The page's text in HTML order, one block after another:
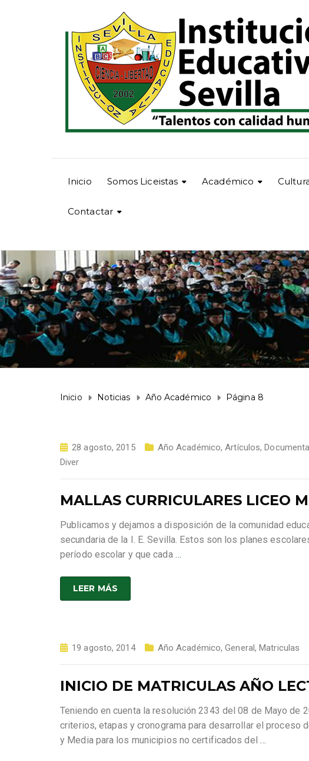
Inicio Somos Liceistas Académico
Contactar
Inicio Noticias Año Académico Página 8
28 agosto, 2015 Año Académico,Artículos,
Diver
MALLAS CURRICULARES LICEO
Publicamos y dejamos a disposición de la comunidad
secundaria de la I. E. Sevilla. Estos son los planes
período escolar y que cada …
LEER MÁS
19 agosto, 2014 Año Académico,General,Matriculas
INICIO DE MATRICULAS AÑO
Teniendo en cuenta la resolución 2343 del 08 de Mayo de
criterios, etapas y cronograma para desarrollar el proceso
y Media para los municipios no certificados del …